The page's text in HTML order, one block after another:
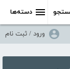
دسته‌ها
ورود / ثبت نام